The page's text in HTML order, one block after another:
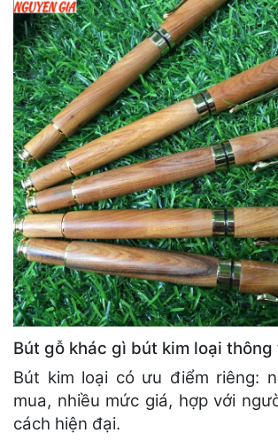
Bút gỗ khác gì bút kim loại thông
Bút kim loại có ưu điểm riêng:
mua, nhiều mức giá, hợp với
cách hiện đại.